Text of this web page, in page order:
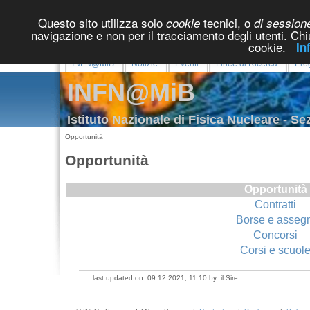
Questo sito utilizza solo cookie tecnici, o di
navigazione e non per il tracciamento degli utenti.
cookie.
INFN@MiB Notizie Eventi Linee di Ricerca
INFN@MiB
Istituto Nazionale di Fisica Nucleare -
Opportunità
Opportunità
Opportunità
Contratti
Borse e
Concorsi
Corsi e scuole
last updated on: 09.12.2021, 11:10 by: il Sire